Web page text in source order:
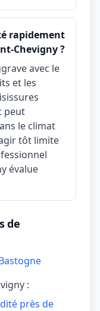
rapidement
Chevigny ?
avec le
et les
peut
le climat
tôt limite
évalue
de
:
près de